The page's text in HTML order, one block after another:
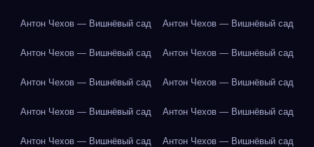
Антон Чехов — Вишнёвый сад Антон Чехов — Вишнёвый сад
Антон Чехов — Вишнёвый сад Антон Чехов — Вишнёвый сад
Антон Чехов — Вишнёвый сад Антон Чехов — Вишнёвый сад
Антон Чехов — Вишнёвый сад Антон Чехов — Вишнёвый сад
Антон Чехов — Вишнёвый сад Антон Чехов — Вишнёвый сад